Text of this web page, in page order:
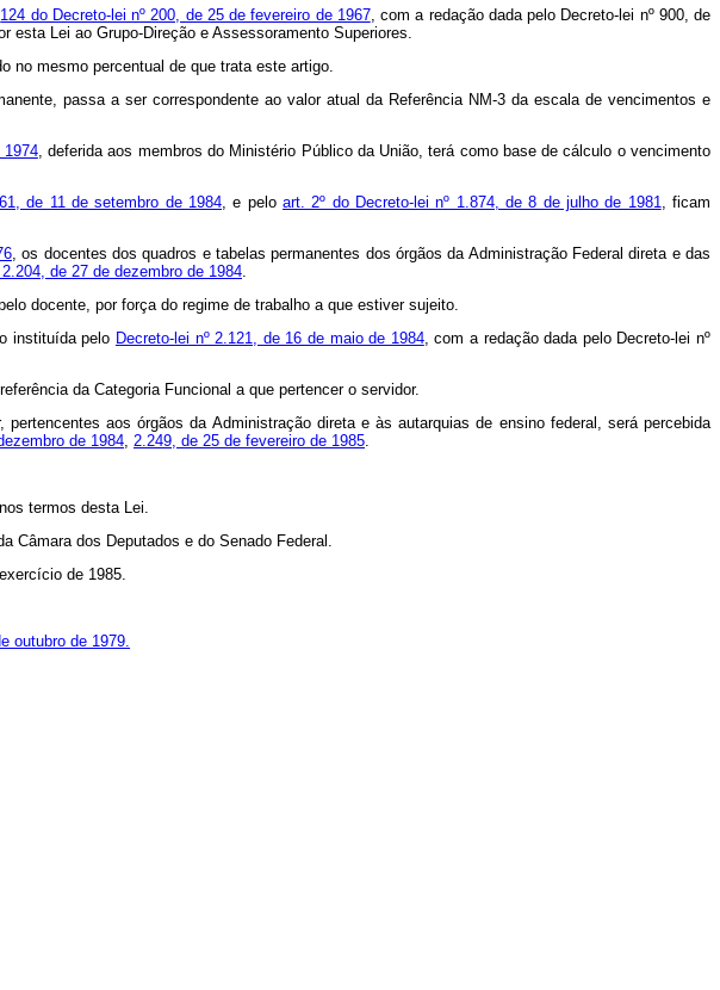
124 do Decreto-lei nº 200, de 25 de fevereiro de 1967, com a redação dada pelo Decreto-lei nº 900, de
esta Lei ao Grupo-Direção e Assessoramento Superiores.
no mesmo percentual de que trata este artigo.
passa a ser correspondente ao valor atual da Referência NM-3 da escala de vencimentos e
1974, deferida aos membros do Ministério Público da União, terá como base de cálculo o vencimento
de 11 de setembro de 1984, e peloart. 2º do Decreto-lei nº 1.874, de 8 de julho de 1981, ficam
, os docentes dos quadros e tabelas permanentes dos órgãos da Administração Federal direta e das
de 27 de dezembro de 1984.
docente, por força do regime de trabalho a que estiver sujeito.
instituída pelo Decreto-lei nº 2.121, de 16 de maio de 1984, com a redação dada pelo Decreto-lei nº
da Categoria Funcional a que pertencer o servidor.
aos órgãos da Administração direta e às autarquias de ensino federal, será percebida
de 1984, 2.249, de 25 de fevereiro de 1985.
termos desta Lei.
Câmara dos Deputados e do Senado Federal.
de 1985.
outubro de 1979.